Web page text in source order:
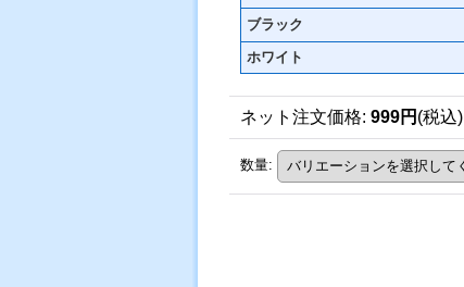
ブラック
ホワイト
ネット注文価格: 999円 (税込)
数量: